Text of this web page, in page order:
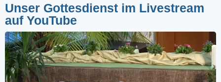
Unser Gottesdienst im Livestream
auf YouTube